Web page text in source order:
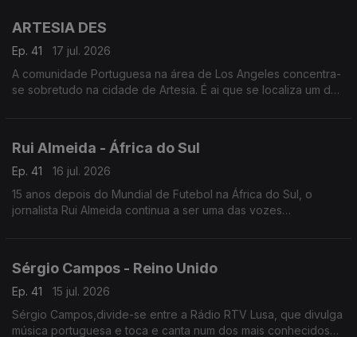
ARTESIA DES
Ep. 41
17 jul. 2026
A comunidade Portuguesa na área de Los Angeles concentra-
se sobretudo na cidade de Artesia. É ai que se localiza um dos
Rui Almeida - África do Sul
Ep. 41
16 jul. 2026
15 anos depois do Mundial de Futebol na África do Sul, o
jornalista Rui Almeida continua a ser uma das vozes
Sérgio Campos - Reino Unido
Ep. 41
15 jul. 2026
Sérgio Campos,divide-se entre a Rádio RTV Lusa, que divulga
música portuguesa e toca e canta num dos mais conhecidos